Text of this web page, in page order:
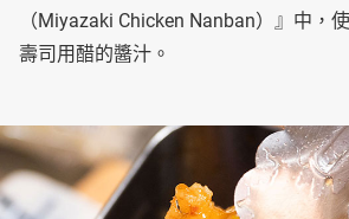
（Miyazaki Chicken Nanban）』中，
壽司用醋的醬汁。